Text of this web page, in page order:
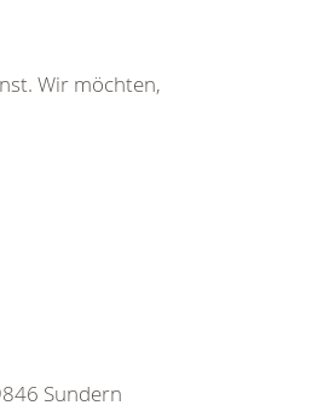
Wir möchten,
Sundern